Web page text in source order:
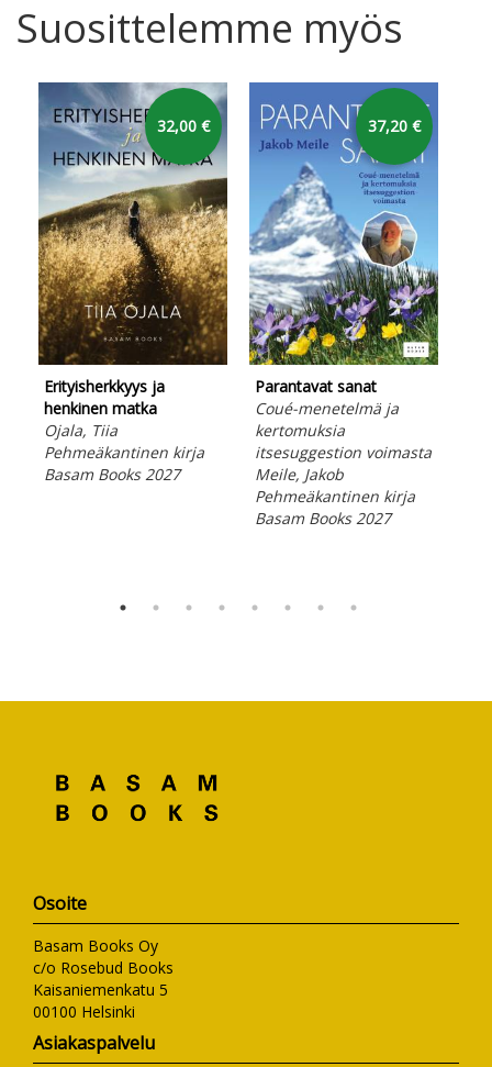
Suosittelemme myös
32,00 €
Erityisherkkyys ja
henkinen matka
Ojala, Tiia
Pehmeäkantinen kirja
Basam Books 2027
37,20 €
Parantavat sanat
Coué-menetelmä ja
kertomuksia
itsesuggestion voimasta
Meile, Jakob
Pehmeäkantinen kirja
Basam Books 2027
Osoite
Basam Books Oy
c/o Rosebud Books
Kaisaniemenkatu 5
00100 Helsinki
Asiakaspalvelu